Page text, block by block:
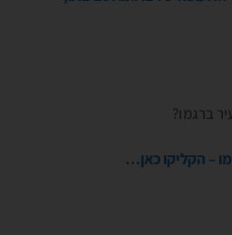
ברגמו?
– הקליקו כאן…